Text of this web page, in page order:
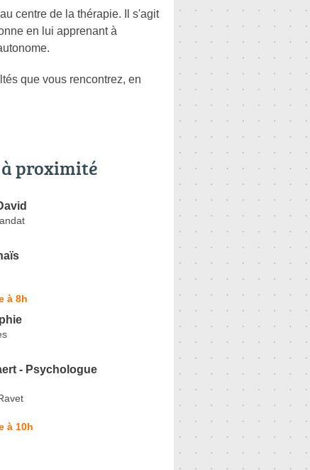
centre de la thérapie. Il s'agit
en lui apprenant à
que vous rencontrez, en
proximité
à 8h
- Psychologue
à 10h